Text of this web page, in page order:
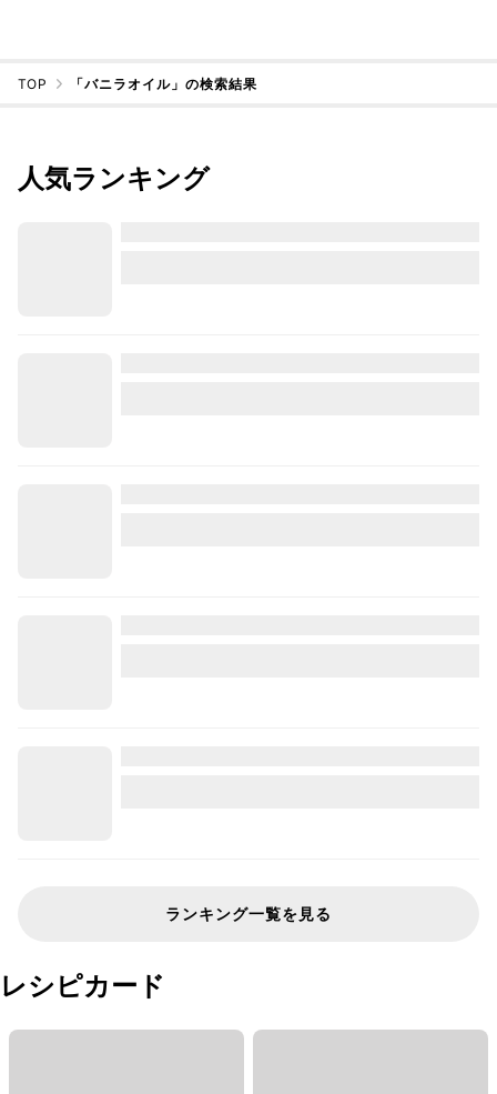
TOP 「バニラオイル」の検索結果
人気ランキング
ランキング一覧を見る
レシピカード